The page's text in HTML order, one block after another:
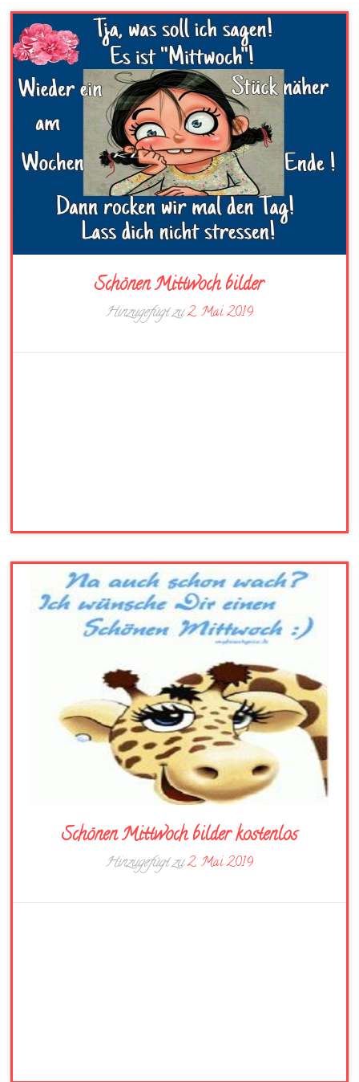
Schönen Mittwoch bilder
Hinzugefügt zu2. Mai 2019
Schönen Mittwoch bilder kostenlos
Hinzugefügt zu2. Mai 2019